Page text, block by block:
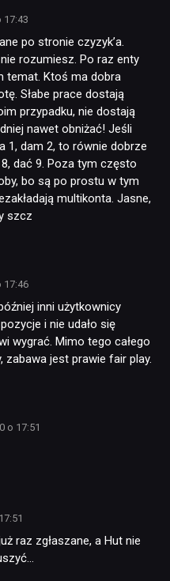
17:43
po stronie czyzyk’a.
rozumiesz. Po raz enty
temat. Ktoś ma dobra
Słabe prace dostają
przypadku, nie dostają
nawet obniżać! Jeśli
1, dam 2, to równie dobrze
dać 9. Poza tym często
bo są po prostu w tym
multikonta. Jasne,
szcz
17:46
inni użytkownicy
i nie udało się
wygrać. Mimo tego całego
zabawa jest prawie fair play.
o 17:51
raz zgłaszane, a Hut nie